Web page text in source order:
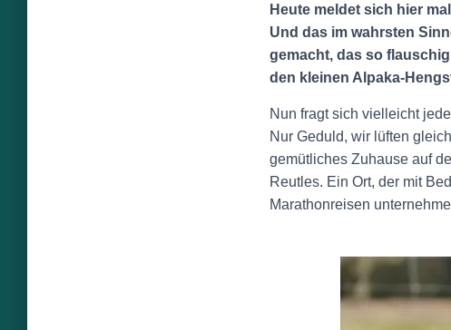
Heute meldet sich hier
Und das im wahrsten
gemacht, das so
den kleinen Alpaka-
Nun fragt sich vielleicht
Nur Geduld, wir lüften
gemütliches Zuhause auf
Reutles. Ein Ort, der mit
Marathonreisen